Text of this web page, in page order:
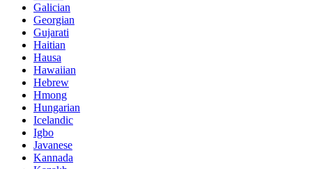
Galician
Georgian
Gujarati
Haitian
Hausa
Hawaiian
Hebrew
Hmong
Hungarian
Icelandic
Igbo
Javanese
Kannada